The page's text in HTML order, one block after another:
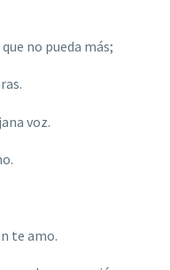
no pueda más;
voz.
te amo.